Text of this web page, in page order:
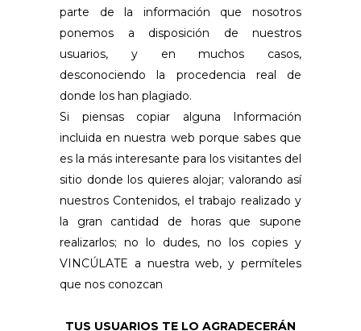
parte de la información que nosotros
ponemos a disposición de nuestros
usuarios, y en muchos casos,
desconociendo la procedencia real de
donde los han plagiado.
Si piensas copiar alguna Información
incluida en nuestra web porque sabes que
es la más interesante para los visitantes del
sitio donde los quieres alojar; valorando así
nuestros Contenidos, el trabajo realizado y
la gran cantidad de horas que supone
realizarlos; no lo dudes, no los copies y
VINCÚLATE a nuestra web, y permíteles
que nos conozcan
TUS USUARIOS TE LO AGRADECERÁN